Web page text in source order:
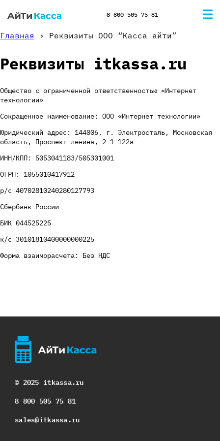
8 800 505 75 81
Главная › Реквизиты ООО “Касса айти”
Реквизиты itkassa.ru
Общество с ограниченной ответственностью «Интернет
технологии»
Сокращенное наименование: ООО «Интернет технологии»
Юридический адрес: 144006, г. Электросталь, Московская
область, Проспект ленина, 2-1-122а
ИНН/КПП: 5053041183/505301001
ОГРН: 1055010417912
р/с 40702810240280127793
Сбербанк России
БИК 044525225
к/с 30101810400000000225
Форма взаиморасчета: Без НДС
© 2025 itkassa.ru
8 800 505 75 81
sales@itkassa.ru